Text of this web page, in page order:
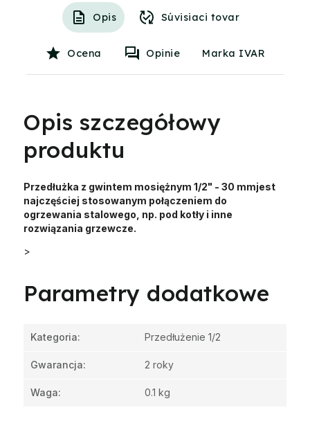
Opis Súvisiaci tovar
Ocena Opinie Marka IVAR
Opis szczegółowy
produktu
Przedłużka z gwintem mosiężnym 1/2" - 30 mmjest
najczęściej stosowanym połączeniem do
ogrzewania stalowego, np. pod kotły i inne
rozwiązania grzewcze.
>
Parametry dodatkowe
Kategoria: Przedłużenie 1/2
Gwarancja: 2 roky
Waga: 0.1 kg